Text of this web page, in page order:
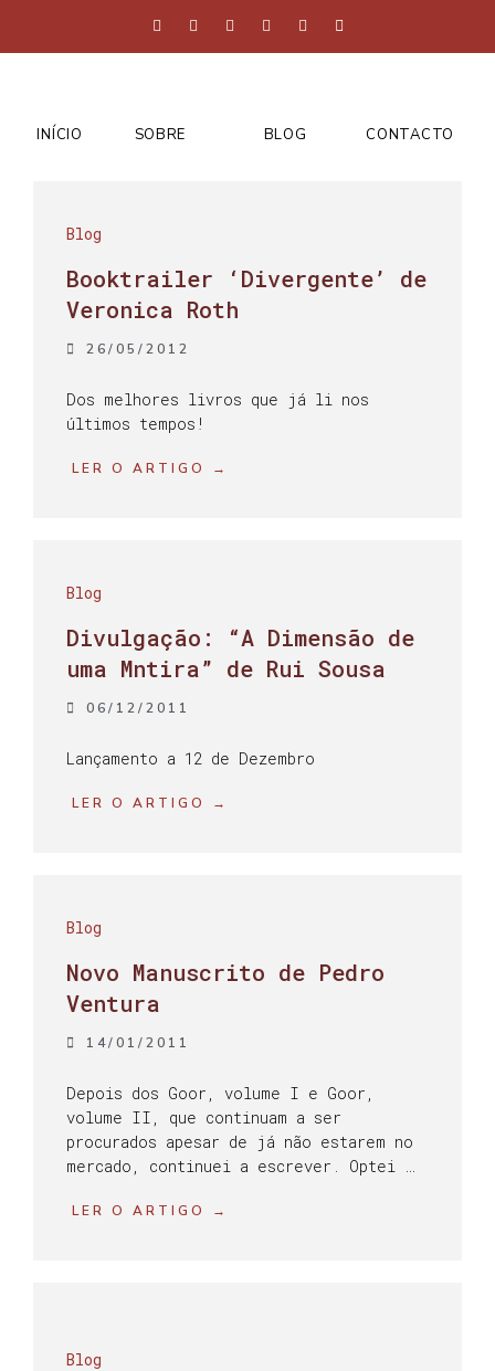
INÍCIO SOBRE BLOG CONTACTO
Blog
Booktrailer ‘Divergente’ de
Veronica Roth
26/05/2012
Dos melhores livros que já li nos
últimos tempos!
LER O ARTIGO →
Blog
Divulgação: “A Dimensão de
uma Mntira” de Rui Sousa
06/12/2011
Lançamento a 12 de Dezembro
LER O ARTIGO →
Blog
Novo Manuscrito de Pedro
Ventura
14/01/2011
Depois dos Goor, volume I e Goor,
volume II, que continuam a ser
procurados apesar de já não estarem no
mercado, continuei a escrever. Optei …
LER O ARTIGO →
Blog